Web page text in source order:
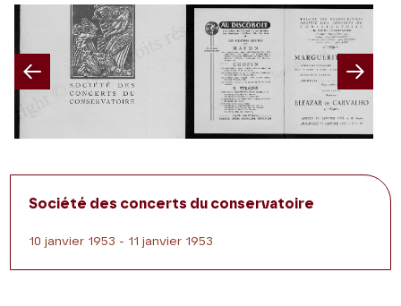
Previous
Société des concerts du conservatoire
10 janvier 1953 - 11 janvier 1953